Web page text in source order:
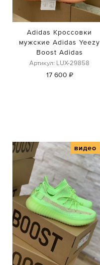
Adidas Кроссовки
мужские Adidas Yeezy
Boost Adidas
Артикул: LUX-29858
17 600 ₽
видео